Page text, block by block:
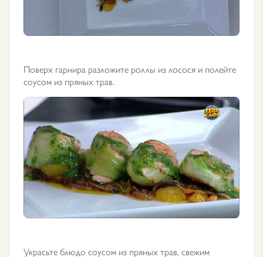
Поверх гарнира разложите роллы из лосося и полейте
соусом из пряных трав.
Украсьте блюдо соусом из пряных трав, свежим